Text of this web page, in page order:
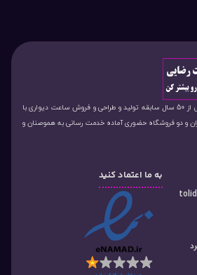
تولیدی ساعت رضایی با بیش از 50 سال سابقه تولید و طراحی و فروش ساعت دیواری با
و دو فروشگاه حضوری آماده خدمت رسانی به هموصنان و
به ما اعتماد کنید